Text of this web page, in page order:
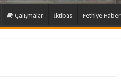
Çalışmalar İktibas Fethiye Haber